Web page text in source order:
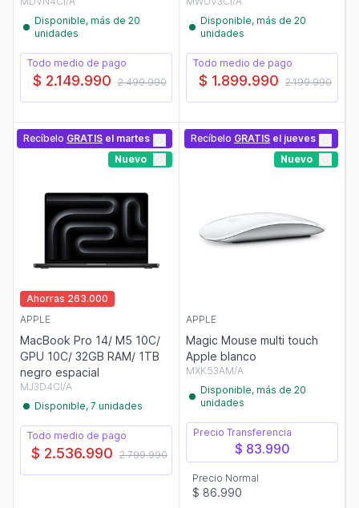
Disponible, más de 20
unidades
Todo medio de pago
$ 2.149.990 2.499.990
Disponible, más de 20
unidades
Todo medio de pago
$ 1.899.990 2.199.990
Recíbelo GRATIS el martes
Nuevo
Ahorras 263.000
APPLE
MacBook Pro 14/ M5 10C/
GPU 10C/ 32GB RAM/ 1TB
negro espacial
MJ3D4CI/A
Disponible, 7 unidades
Todo medio de pago
$ 2.536.990 2.799.990
Recíbelo GRATIS el jueves
Nuevo
APPLE
Magic Mouse multi touch
Apple blanco
MXK53AM/A
Disponible, más de 20
unidades
Precio Transferencia
$ 83.990
Precio Normal
$ 86.990